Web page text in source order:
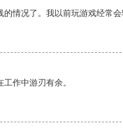
情况了。我以前玩游戏经常
作中游刃有余。